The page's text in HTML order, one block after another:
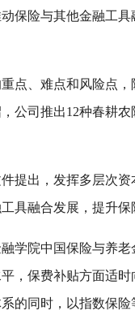
保险与其他金融工
点、难点和风险点
公司推出12种春耕
提出，发挥多层次
具融合发展，提升
学院中国保险与养
，保费补贴方面适
的同时，以指数保险